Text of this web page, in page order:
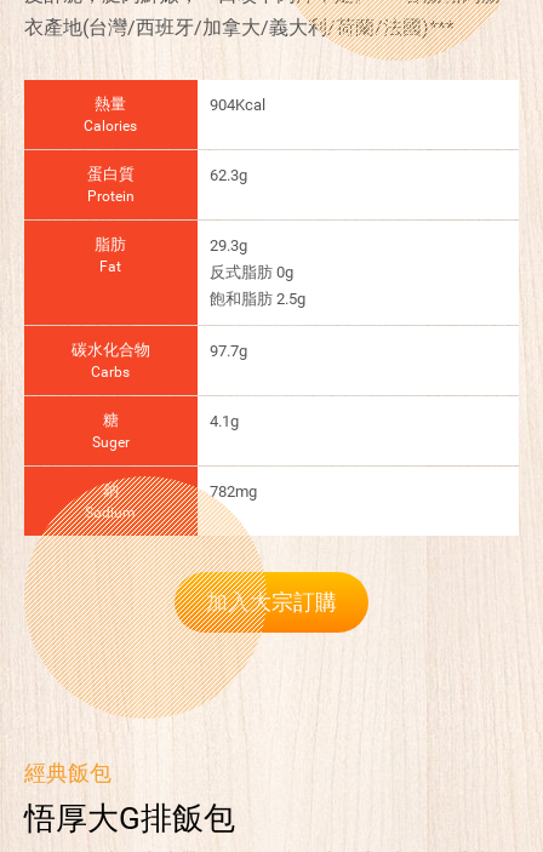
衣產地(台灣/西班牙/加拿大/義大利/荷蘭/法國)***
熱量
Calories
904Kcal
蛋白質
Protein
62.3g
脂肪
Fat
29.3g
反式脂肪 0g
飽和脂肪 2.5g
碳水化合物
Carbs
97.7g
糖
Suger
4.1g
鈉
Sodium
782mg
加入大宗訂購
經典飯包
悟厚大G排飯包